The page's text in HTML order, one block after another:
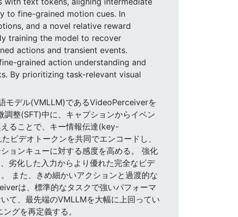
to fine-grained motion cues. In
and a novel relative reward
training the model to recover
actions and transient events.
grained action understanding and
By prioritizing task-relevant visual
モデル(VMLLM)であるVideoPerceiverを
整(SFT)中に、キャプションからイベン
ることで、キー情報伝達(key-
デオトークンを共同でエンコードし、
ョンキューに対する感度を高める。 強化
劣化した入力からより優れた完全なビデ
また、きめ細かいアクションと過渡的な
は、標準的なタスクで強いパフォーマ
て、最先端のVMLLMを大幅に上回ってい
グを再定義する。